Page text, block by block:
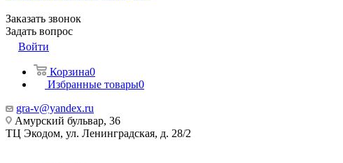
Заказать звонок
Задать вопрос
Войти
Корзина0
Избранные товары0
gra-v@yandex.ru
Амурский бульвар, 36
ТЦ Экодом, ул. Ленинградская, д. 28/2